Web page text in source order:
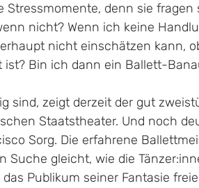
Stressmomente, denn sie fragen
nicht? Wenn ich keine
nicht einschätzen kann,
Bin ich dann ein Ballett-
sind, zeigt derzeit der gut
Staatstheater. Und noch
Sorg. Die erfahrene
Suche gleicht, wie die
Publikum seiner Fantasie